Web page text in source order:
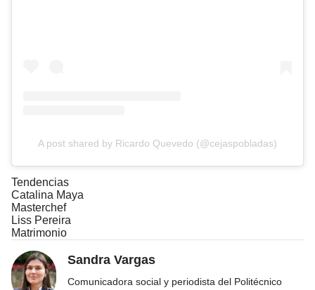
A post shared by Ricardo Quevedo (@cejaspobladas)
Tendencias
Catalina Maya
Masterchef
Liss Pereira
Matrimonio
Sandra Vargas
Comunicadora social y periodista del Politécnico